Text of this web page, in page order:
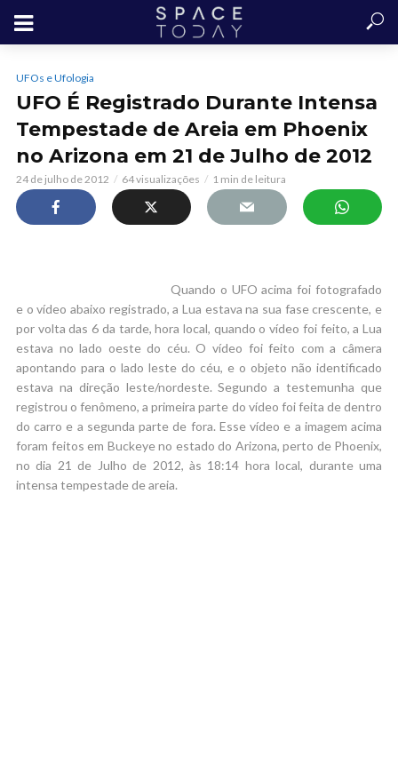
UFOs e Ufologia
UFO É Registrado Durante Intensa
Tempestade de Areia em Phoenix
no Arizona em 21 de Julho de 2012
24 de julho de 2012 64 visualizações 1 min de leitura
Quando o UFO acima foi fotografado
e o vídeo abaixo registrado, a Lua estava na sua fase crescente, e
por volta das 6 da tarde, hora local, quando o vídeo foi feito, a Lua
estava no lado oeste do céu. O vídeo foi feito com a câmera
apontando para o lado leste do céu, e o objeto não identificado
estava na direção leste/nordeste. Segundo a testemunha que
registrou o fenômeno, a primeira parte do vídeo foi feita de dentro
do carro e a segunda parte de fora. Esse vídeo e a imagem acima
foram feitos em Buckeye no estado do Arizona, perto de Phoenix,
no dia 21 de Julho de 2012, às 18:14 hora local, durante uma
intensa tempestade de areia.